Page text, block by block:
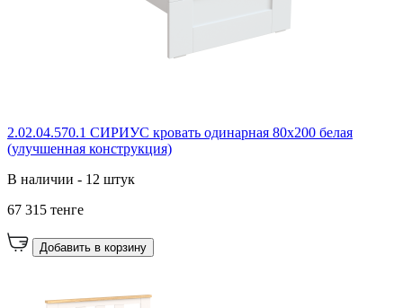
2.02.04.570.1 СИРИУС кровать одинарная 80х200 белая
(улучшенная конструкция)
В наличии - 12 штук
67 315 тенге
Добавить в корзину